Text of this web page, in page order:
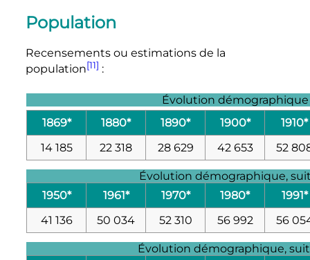
Population
Recensements ou estimations de la
population[11] :
Évolution démographique
1869*
1880* 1890* 1900*
1910*
14 185
22 318 28 629 42 653 52
Évolution démographique,
1950*
1961* 1970* 1980*
1991*
41 136
50 034 52 310 56 992 56
Évolution démographique,